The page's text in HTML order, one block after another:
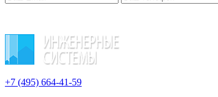
+7 (495) 664-41-59